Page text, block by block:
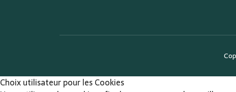
Choix utilisateur pour les Cookies